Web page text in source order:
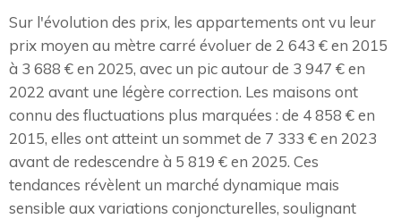
Sur l'évolution des prix, les appartements ont vu leur
prix moyen au mètre carré évoluer de 2 643 € en 2015
à 3 688 € en 2025, avec un pic autour de 3 947 € en
2022 avant une légère correction. Les maisons ont
connu des fluctuations plus marquées : de 4 858 € en
2015, elles ont atteint un sommet de 7 333 € en 2023
avant de redescendre à 5 819 € en 2025. Ces
tendances révèlent un marché dynamique mais
sensible aux variations conjoncturelles, soulignant